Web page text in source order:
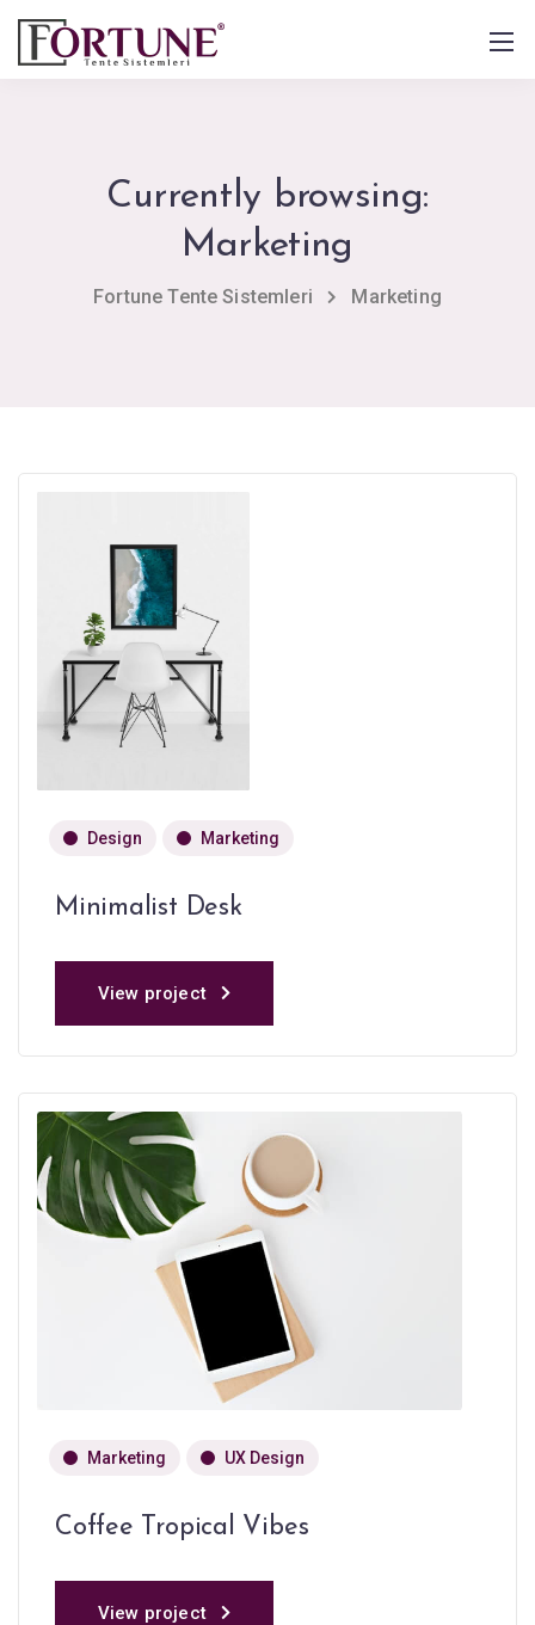
Currently browsing:
Marketing
Fortune Tente Sistemleri Marketing
Design Marketing
Minimalist Desk
View project
Marketing UX Design
Coffee Tropical Vibes
View project